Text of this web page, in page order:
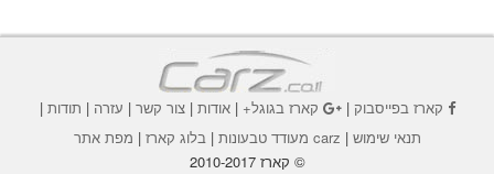
קארז בפייסבוק| קארז בגוגל+|אודות |צור קשר | עזרה | תודות |
תנאי שימוש | carz מעודד טבעונות | בלוג קארז | מפת אתר
© קארז 2010-2017